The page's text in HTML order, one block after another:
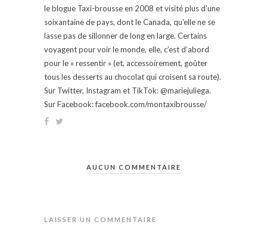
le blogue Taxi-brousse en 2008 et visité plus d'une
soixantaine de pays, dont le Canada, qu'elle ne se
lasse pas de sillonner de long en large. Certains
voyagent pour voir le monde, elle, c’est d’abord
pour le « ressentir » (et, accessoirement, goûter
tous les desserts au chocolat qui croisent sa route).
Sur Twitter, Instagram et TikTok: @mariejuliega.
Sur Facebook: facebook.com/montaxibrousse/
AUCUN COMMENTAIRE
LAISSER UN COMMENTAIRE